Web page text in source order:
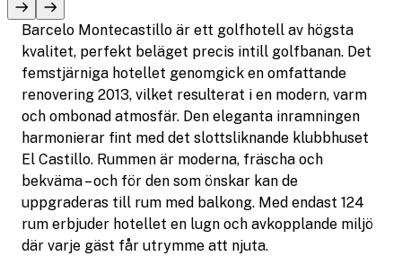
Barcelo Montecastillo är ett golfhotell av högsta
kvalitet, perfekt beläget precis intill golfbanan. Det
femstjärniga hotellet genomgick en omfattande
renovering 2013, vilket resulterat i en modern, varm
och ombonad atmosfär. Den eleganta inramningen
harmonierar fint med det slottsliknande klubbhuset
El Castillo. Rummen är moderna, fräscha och
bekväma – och för den som önskar kan de
uppgraderas till rum med balkong. Med endast 124
rum erbjuder hotellet en lugn och avkopplande miljö
där varje gäst får utrymme att njuta.